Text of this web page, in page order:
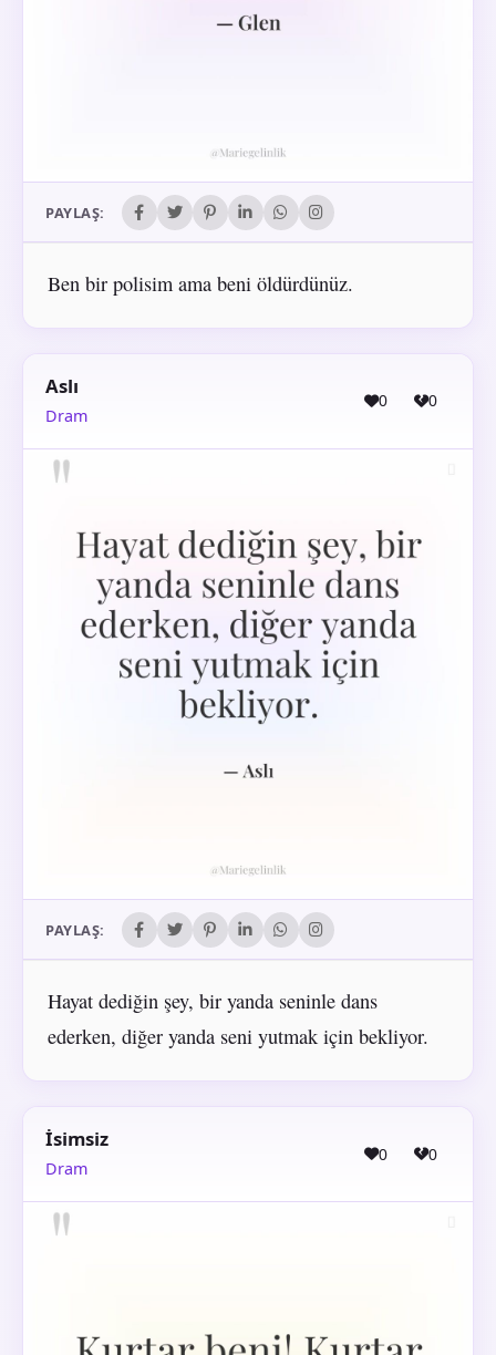
PAYLAŞ:
Ben bir polisim ama beni öldürdünüz.
Aslı
Dram
0 0
PAYLAŞ:
Hayat dediğin şey, bir yanda seninle dans
ederken, diğer yanda seni yutmak için bekliyor.
İsimsiz
Dram
0 0